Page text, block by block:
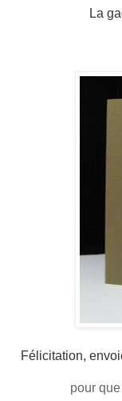
La
Félicitation,
pour